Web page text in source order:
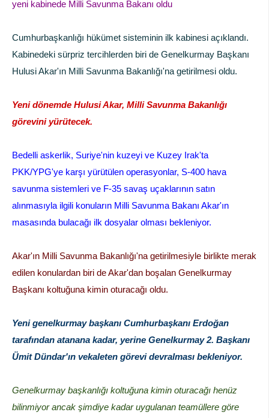
yeni kabinede Milli Savunma Bakanı oldu
Cumhurbaşkanlığı hükümet sisteminin ilk kabinesi açıklandı.
Kabinedeki sürpriz tercihlerden biri de Genelkurmay Başkanı
Hulusi Akar'ın Milli Savunma Bakanlığı'na getirilmesi oldu.
Yeni dönemde Hulusi Akar, Milli Savunma Bakanlığı
görevini yürütecek.
Bedelli askerlik, Suriye'nin kuzeyi ve Kuzey Irak'ta
PKK/YPG'ye karşı yürütülen operasyonlar, S-400 hava
savunma sistemleri ve F-35 savaş uçaklarının satın
alınmasıyla ilgili konuların Milli Savunma Bakanı Akar'ın
masasında bulacağı ilk dosyalar olması bekleniyor.
Akar'ın Milli Savunma Bakanlığı'na getirilmesiyle birlikte merak
edilen konulardan biri de Akar'dan boşalan Genelkurmay
Başkanı koltuğuna kimin oturacağı oldu.
Yeni genelkurmay başkanı Cumhurbaşkanı Erdoğan
tarafından atanana kadar, yerine Genelkurmay 2. Başkanı
Ümit Dündar'ın vekaleten görevi devralması bekleniyor.
Genelkurmay başkanlığı koltuğuna kimin oturacağı henüz
bilinmiyor ancak şimdiye kadar uygulanan teamüllere göre